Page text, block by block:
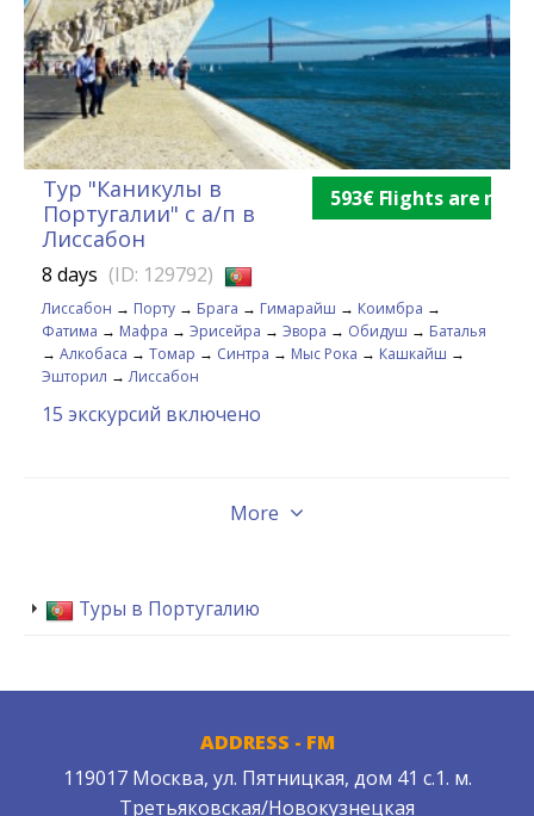
Тур "Каникулы в
Португалии" с а/п в
Лиссабон
593€ Flights are not
8 days (ID: 129792)
Лиссабон → Порту → Брага → Гимарайш → Коимбра →
Фатима → Мафра → Эрисейра → Эвора → Обидуш → Баталья
→ Алкобаса → Томар → Синтра → Мыс Рока → Кашкайш →
Эшторил →Лиссабон
15 экскурсий включено
More
Туры в Португалию
ADDRESS - FM
119017 Москва, ул. Пятницкая, дом 41 с.1. м.
Третьяковская/Новокузнецкая